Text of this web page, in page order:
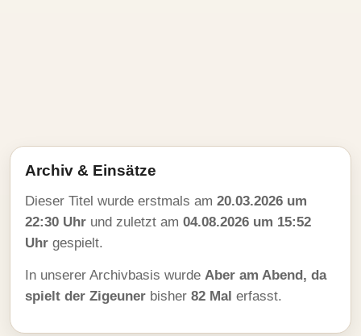
Archiv & Einsätze
Dieser Titel wurde erstmals am 20.03.2026 um
22:30 Uhr und zuletzt am 04.08.2026 um 15:52
Uhr gespielt.
In unserer Archivbasis wurde Aber am Abend, da
spielt der Zigeuner bisher 82 Mal erfasst.